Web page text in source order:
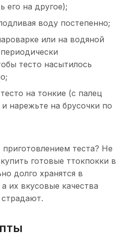
его на другое);
воду постепенно;
или на водяной
тесто насытилось
на тонкие (с палец
нарежьте на брусочки по
теста? Не
готовые ттокпокки в
долго хранятся в
их вкусовые качества